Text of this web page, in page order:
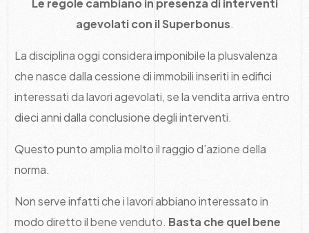
Le regole cambiano in presenza di interventi
agevolati con il Superbonus.
La disciplina oggi considera imponibile la plusvalenza
che nasce dalla cessione di immobili inseriti in edifici
interessati da lavori agevolati, se la vendita arriva entro
dieci anni dalla conclusione degli interventi.
Questo punto amplia molto il raggio d’azione della
norma.
Non serve infatti che i lavori abbiano interessato in
modo diretto il bene venduto. Basta che quel bene